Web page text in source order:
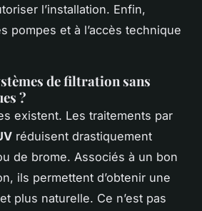
l’installation. Enfin,
pompes et à l’accès technique
de filtration sans
?
existent. Les traitements par
réduisent drastiquement
de brome. Associés à un bon
ils permettent d’obtenir une
plus naturelle. Ce n’est pas